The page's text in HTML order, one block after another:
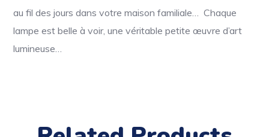
au fil des jours dans votre maison familiale… Chaque
lampe est belle à voir, une véritable petite œuvre d’art
lumineuse…